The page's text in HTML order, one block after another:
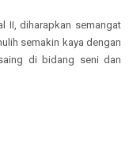
II, diharapkan semangat
semakin kaya dengan
di bidang seni dan